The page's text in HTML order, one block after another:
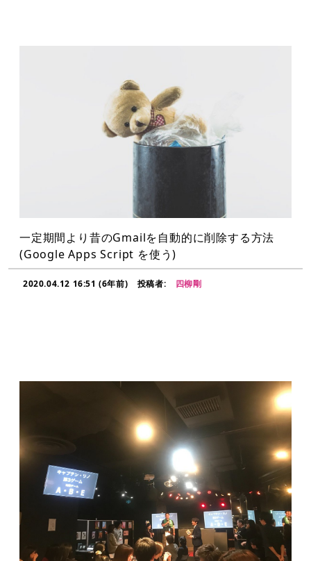
一定期間より昔のGmailを自動的に削除する方法
(Google Apps Script を使う)
2020.04.12 16:51 (6年前) 投稿者: 四柳剛